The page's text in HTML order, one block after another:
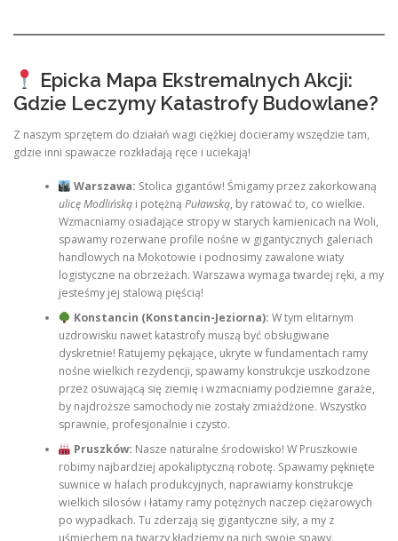
Epicka Mapa Ekstremalnych Akcji:
Gdzie Leczymy Katastrofy Budowlane?
Z naszym sprzętem do działań wagi ciężkiej docieramy wszędzie tam,
gdzie inni spawacze rozkładają ręce i uciekają!
Warszawa: Stolica gigantów! Śmigamy przez zakorkowaną
ulicę Modlińskąi potężną Puławską, by ratować to, co wielkie.
Wzmacniamy osiadające stropy w starych kamienicach na Woli,
spawamy rozerwane profile nośne w gigantycznych galeriach
handlowych na Mokotowie i podnosimy zawalone wiaty
logistyczne na obrzeżach. Warszawa wymaga twardej ręki, a my
jesteśmy jej stalową pięścią!
Konstancin (Konstancin-Jeziorna): W tym elitarnym
uzdrowisku nawet katastrofy muszą być obsługiwane
dyskretnie! Ratujemy pękające, ukryte w fundamentach ramy
nośne wielkich rezydencji, spawamy konstrukcje uszkodzone
przez osuwającą się ziemię i wzmacniamy podziemne garaże,
by najdroższe samochody nie zostały zmiażdżone. Wszystko
sprawnie, profesjonalnie i czysto.
Pruszków: Nasze naturalne środowisko! W Pruszkowie
robimy najbardziej apokaliptyczną robotę. Spawamy pęknięte
suwnice w halach produkcyjnych, naprawiamy konstrukcje
wielkich silosów i łatamy ramy potężnych naczep ciężarowych
po wypadkach. Tu zderzają się gigantyczne siły, a my z